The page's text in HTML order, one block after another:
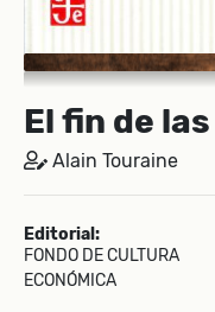
El fin de
Alain Touraine
Editorial:
FONDO DE CULTURA
ECONÓMICA